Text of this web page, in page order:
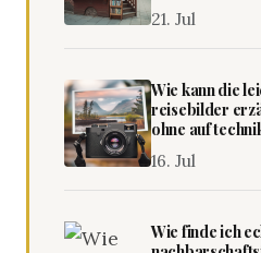
21. Jul
Wie kann die
reisebilder
ohne auf
16. Jul
Wie finde ich